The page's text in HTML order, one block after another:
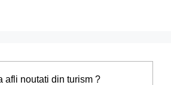
afli noutati din turism ?